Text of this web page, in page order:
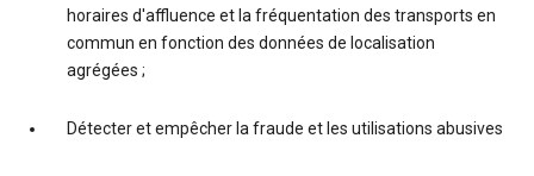
horaires d'affluence et la fréquentation des transports en
commun en fonction des données de localisation
agrégées ;
Détecter et empêcher la fraude et les utilisations abusives